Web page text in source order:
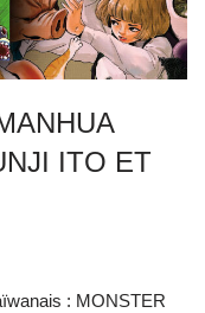
ITO ET
: MONSTER